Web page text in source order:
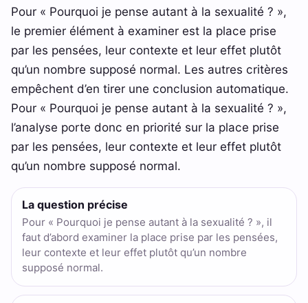
Pour « Pourquoi je pense autant à la sexualité ? »,
le premier élément à examiner est la place prise
par les pensées, leur contexte et leur effet plutôt
qu’un nombre supposé normal. Les autres critères
empêchent d’en tirer une conclusion automatique.
Pour « Pourquoi je pense autant à la sexualité ? »,
l’analyse porte donc en priorité sur la place prise
par les pensées, leur contexte et leur effet plutôt
qu’un nombre supposé normal.
La question précise
Pour « Pourquoi je pense autant à la sexualité ? », il
faut d’abord examiner la place prise par les pensées,
leur contexte et leur effet plutôt qu’un nombre
supposé normal.